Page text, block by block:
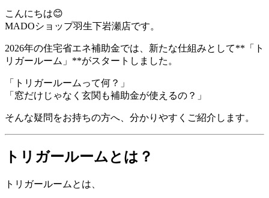
こんにちは😊
MADOショップ羽生下岩瀬店です。
2026年の住宅省エネ補助金では、新たな仕組みとして**「ト
リガールーム」**がスタートしました。
「トリガールームって何？」
「窓だけじゃなく玄関も補助金が使えるの？」
そんな疑問をお持ちの方へ、分かりやすくご紹介します。
トリガールームとは？
トリガールームとは、